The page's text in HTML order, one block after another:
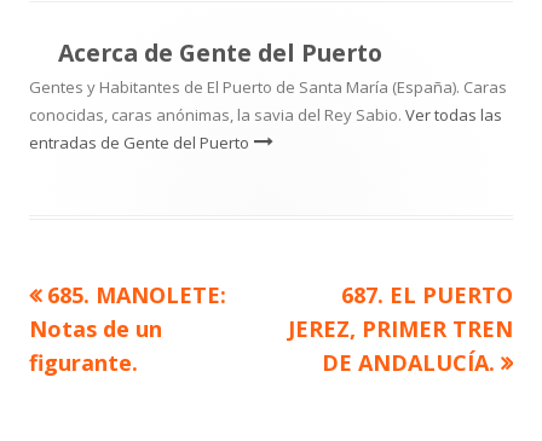
Acerca de Gente del Puerto
Gentes y Habitantes de El Puerto de Santa María (España). Caras
conocidas, caras anónimas, la savia del Rey Sabio. Ver todas las
entradas de Gente del Puerto
Navegación
de
Artículo
anterior
685. MANOLETE:
Notas de un
figurante.
Artículo
siguiente
687. EL PUERTO
JEREZ, PRIMER TREN
DE ANDALUCÍA.